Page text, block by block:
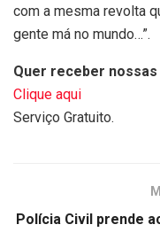
com a mesma revolta
gente má no mundo…”.
Quer receber
Clique aqui
Serviço Gratuito.
Polícia Civil prende